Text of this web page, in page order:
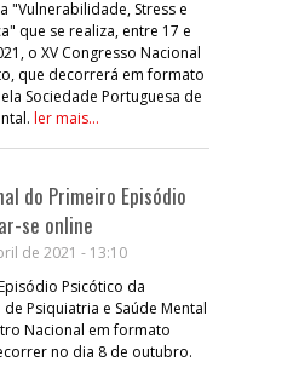
"Vulnerabilidade, Stress e
que se realiza, entre 17 e
o XV Congresso Nacional
que decorrerá em formato
Sociedade Portuguesa de
ler mais...
do Primeiro Episódio
se online
de 2021 - 13:10
Psicótico da
Psiquiatria e Saúde Mental
Nacional em formato
no dia 8 de outubro.